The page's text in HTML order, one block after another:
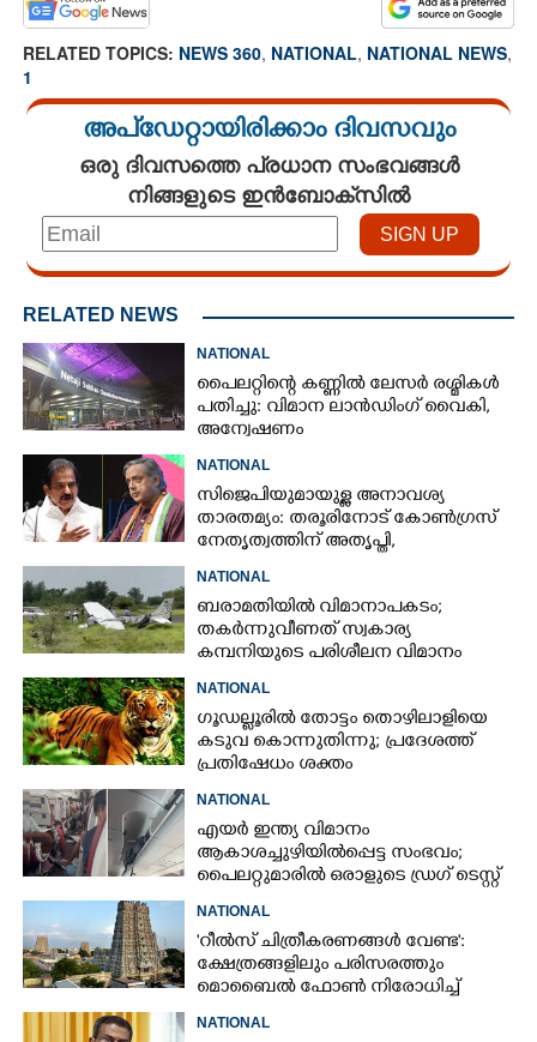
RELATED TOPICS: NEWS 360, NATIONAL, NATIONAL NEWS,
1
അപ്ഡേറ്റായിരിക്കാം ദിവസവും
ഒരു ദിവസത്തെ പ്രധാന സംഭവങ്ങൾ
നിങ്ങളുടെ ഇൻബോക്സിൽ
RELATED NEWS
NATIONAL
പൈലറ്റിന്റെ കണ്ണിൽ ലേസർ രശ്മികൾ
പതിച്ചു: വിമാന ലാൻഡിംഗ് വൈകി,
അന്വേഷണം
NATIONAL
സിജെപിയുമായുള്ള അനാവശ്യ
താരതമ്യം: തരൂരിനോട് കോൺഗ്രസ്
നേതൃത്വത്തിന് അതൃപ്തി,
താക്കീതുമായി കെസി
വേണുഗോപാൽ
NATIONAL
ബരാമതിയിൽ വിമാനാപകടം;
തകർന്നുവീണത് സ്വകാര്യ
കമ്പനിയുടെ പരിശീലന വിമാനം
NATIONAL
ഗൂഡല്ലൂരിൽ തോട്ടം തൊഴിലാളിയെ
കടുവ കൊന്നുതിന്നു; പ്രദേശത്ത്
പ്രതിഷേധം ശക്തം
NATIONAL
എയർ ഇന്ത്യ വിമാനം
ആകാശച്ചുഴിയിൽപ്പെട്ട സംഭവം;
പൈലറ്റുമാരിൽ ഒരാളുടെ ഡ്രഗ് ടെസ്റ്റ്
ഫലം പോസിറ്റീവ്
NATIONAL
'റീൽസ് ചിത്രീകരണങ്ങൾ വേണ്ട':
ക്ഷേത്രങ്ങളിലും പരിസരത്തും
മൊബൈൽ ഫോൺ നിരോധിച്ച്
തമിഴ്നാട് സർക്കാർ
NATIONAL